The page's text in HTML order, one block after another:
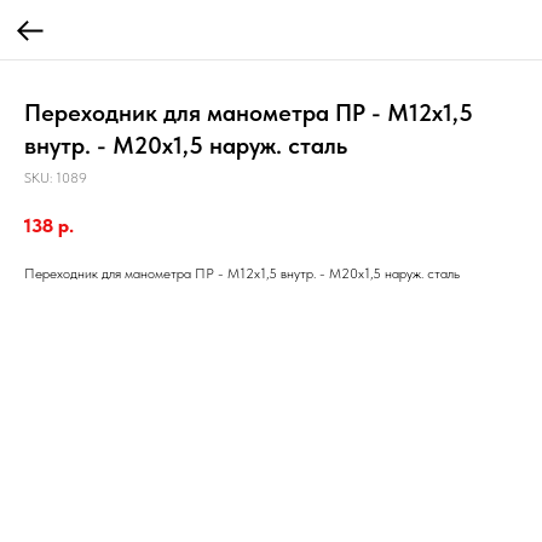
Переходник для манометра ПР - М12х1,5
внутр. - М20х1,5 наруж. сталь
SKU: 1089
138 р.
Переходник для манометра ПР - М12х1,5 внутр. - М20х1,5 наруж. сталь